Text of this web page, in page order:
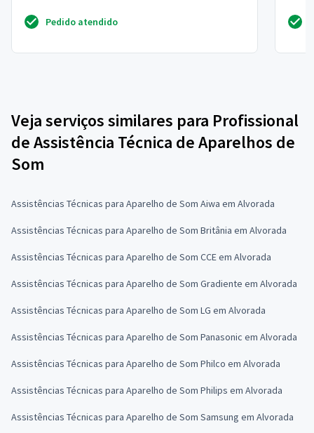
Pedido atendido
Veja serviços similares para Profissional
de Assistência Técnica de Aparelhos de
Som
Assistências Técnicas para Aparelho de Som Aiwa em Alvorada
Assistências Técnicas para Aparelho de Som Britânia em Alvorada
Assistências Técnicas para Aparelho de Som CCE em Alvorada
Assistências Técnicas para Aparelho de Som Gradiente em Alvorada
Assistências Técnicas para Aparelho de Som LG em Alvorada
Assistências Técnicas para Aparelho de Som Panasonic em Alvorada
Assistências Técnicas para Aparelho de Som Philco em Alvorada
Assistências Técnicas para Aparelho de Som Philips em Alvorada
Assistências Técnicas para Aparelho de Som Samsung em Alvorada